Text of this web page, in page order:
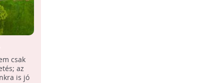
csak
az
is jó